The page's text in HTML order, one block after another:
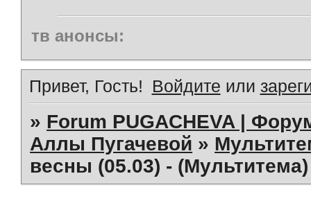
тв анонсы:
Привет, Гость! Войдите или
» Forum PUGACHEVA |
Аллы Пугачевой »
весны (05.03) - (Мультитема)